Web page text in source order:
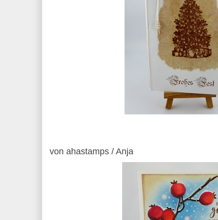
von ahastamps / Anja